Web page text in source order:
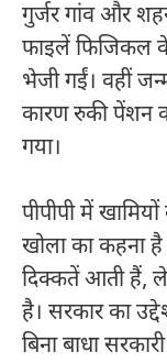
गुर्जर गांव और
फाइलें फिजिकल
भेजी गईं। वहीं
कारण रुकी पेंशन
गया।
पीपीपी में
खोला का कहना
दिक्कतें आती हैं,
है। सरकार का
बिना बाधा